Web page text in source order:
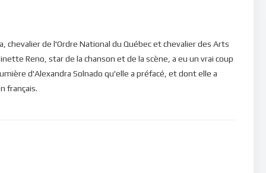
chevalier de l'Ordre National du Québec et chevalier des Arts
Reno, star de la chanson et de la scène, a eu un vrai coup
d'Alexandra Solnado qu'elle a préfacé, et dont elle a
français.